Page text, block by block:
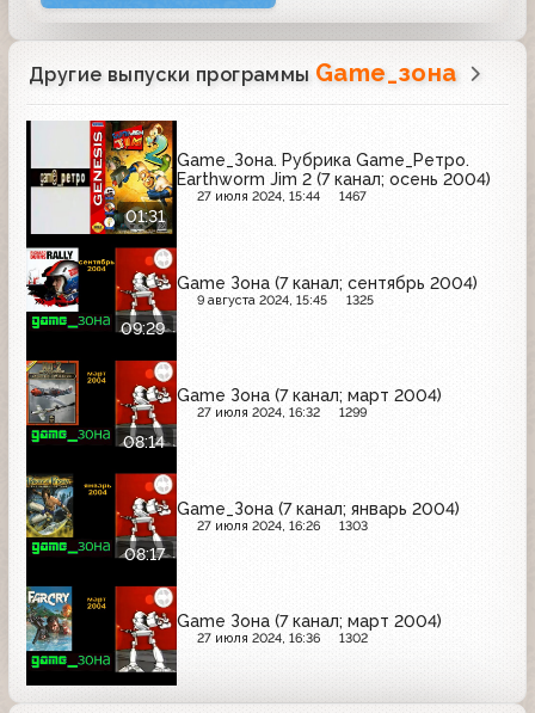
Другие выпуски программы Game_зона
01:31
Game_Зона. Рубрика Game_Ретро.
Earthworm Jim 2 (7 канал; осень 2004)
27 июля 2024, 15:44 1467
09:29
Game Зона (7 канал; сентябрь 2004)
9 августа 2024, 15:45 1325
08:14
Game Зона (7 канал; март 2004)
27 июля 2024, 16:32 1299
08:17
Game_Зона (7 канал; январь 2004)
27 июля 2024, 16:26 1303
Game Зона (7 канал; март 2004)
27 июля 2024, 16:36 1302